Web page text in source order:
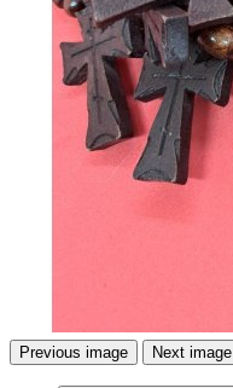
Previous image Next image